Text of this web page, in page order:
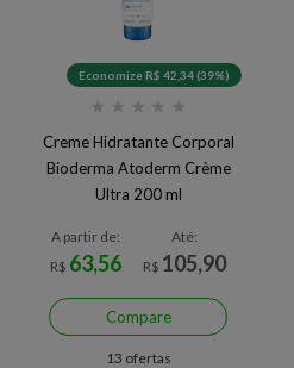
Economize R$ 42,34 (39%)
★ ★ ★ ★ ★
Creme Hidratante Corporal
Bioderma Atoderm Crème
Ultra 200 ml
A partir de:
R$ 63,56
Até:
R$ 105,90
Compare
13 ofertas